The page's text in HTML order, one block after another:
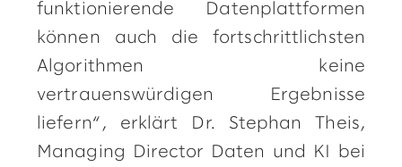
funktionierende Datenplattformen
können auch die fortschrittlichsten
Algorithmen keine
vertrauenswürdigen Ergebnisse
liefern“, erklärt Dr. Stephan Theis,
Managing Director Daten und KI bei